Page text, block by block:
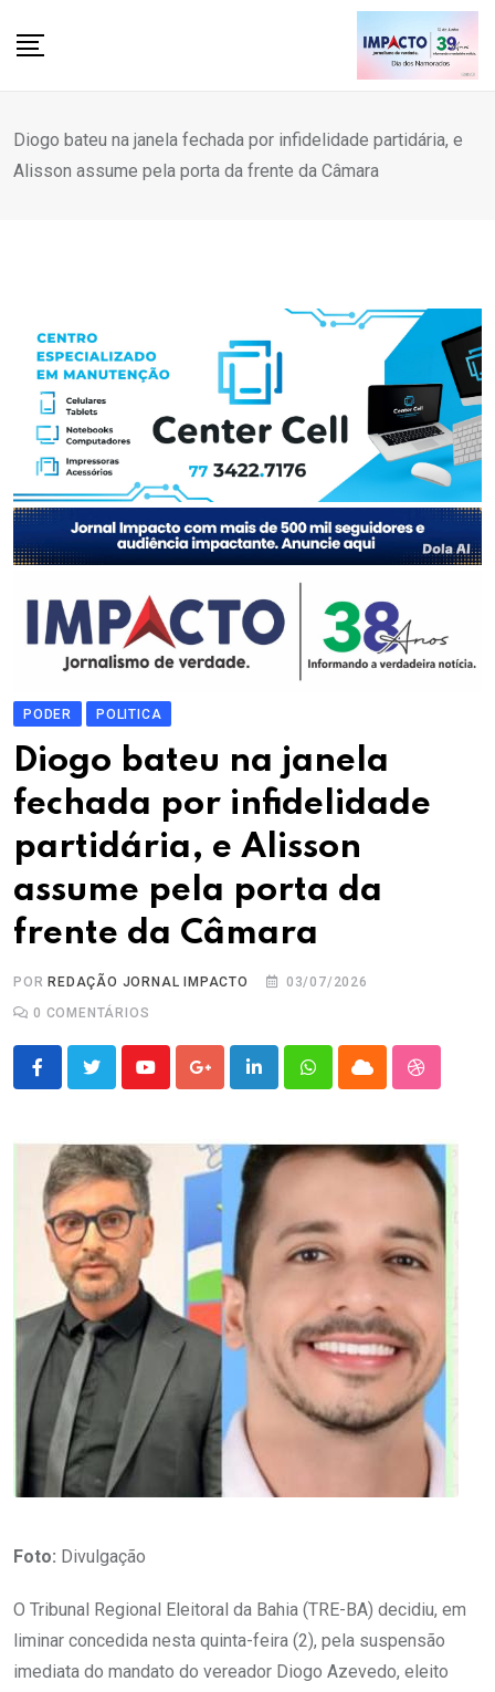
Diogo bateu na janela fechada por infidelidade partidária, e
Alisson assume pela porta da frente da Câmara
PODER POLITICA
Diogo bateu na janela
fechada por infidelidade
partidária, e Alisson
assume pela porta da
frente da Câmara
POR REDAÇÃO JORNAL IMPACTO
03/07/2026
0 COMENTÁRIOS
YoutubeGoogle+LinkedInWhatsappCloud
Foto: Divulgação
O Tribunal Regional Eleitoral da Bahia (TRE-BA) decidiu, em
liminar concedida nesta quinta-feira (2), pela suspensão
imediata do mandato do vereador Diogo Azevedo, eleito